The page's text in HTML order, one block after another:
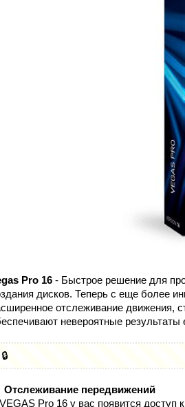
Pro 16 - Быстрое решение для
дисков. Теперь с еще более
отслеживание движения,
невероятные
🔒
Отслеживание передвижений
Pro 16 у вас появится